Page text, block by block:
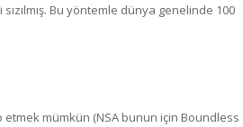
Bu yöntemle dünya genelinde 100
etmek mümkün (NSA bunun için Boundless